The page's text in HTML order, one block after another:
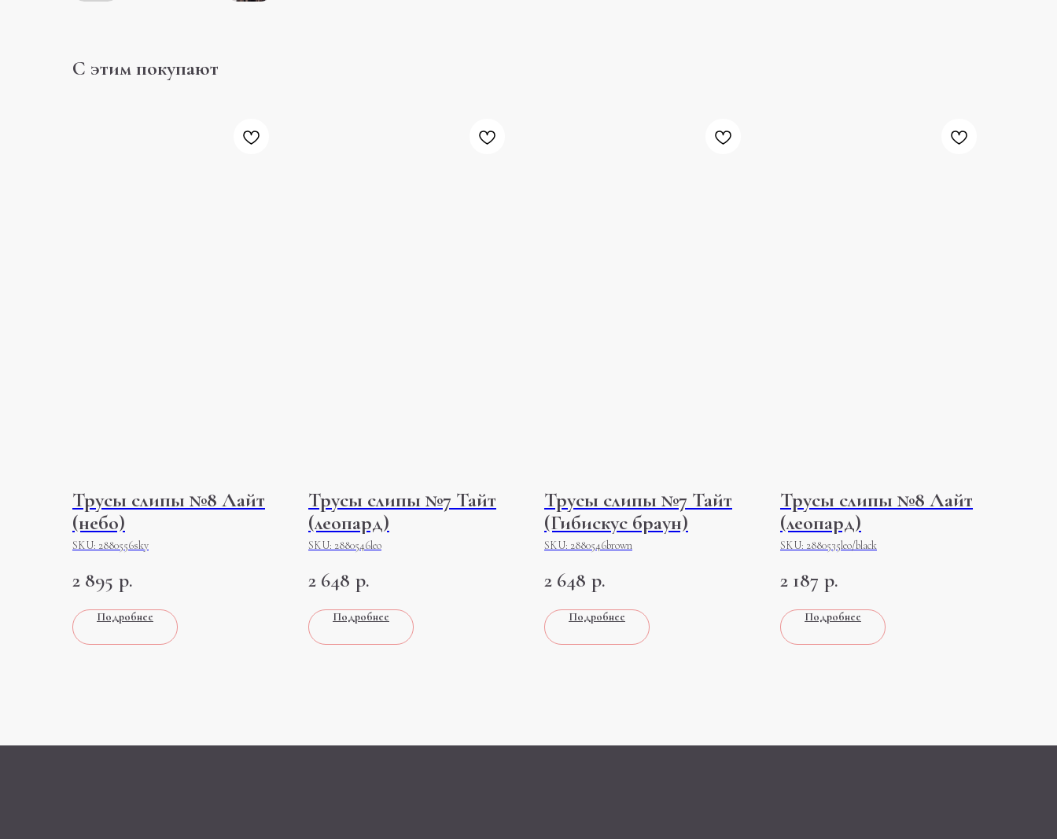
С этим покупают
Трусы слипы №8 Лайт
(небо)
SKU: 2880556sky
2 895 р.
Подробнее
Трусы слипы №7 Тайт
(леопард)
SKU: 2880546leo
2 648 р.
Подробнее
Трусы слипы №7 Тайт
(Гибискус браун)
SKU: 2880546brown
2 648 р.
Подробнее
Трусы слипы №8 Лайт
(леопард)
SKU: 2880535leo/black
2 187 р.
Подробнее